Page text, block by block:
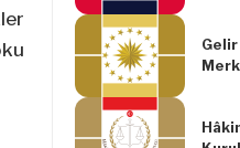
Gelir
Tabi